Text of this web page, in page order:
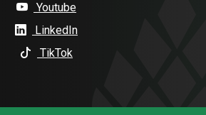
Youtube
LinkedIn
TikTok